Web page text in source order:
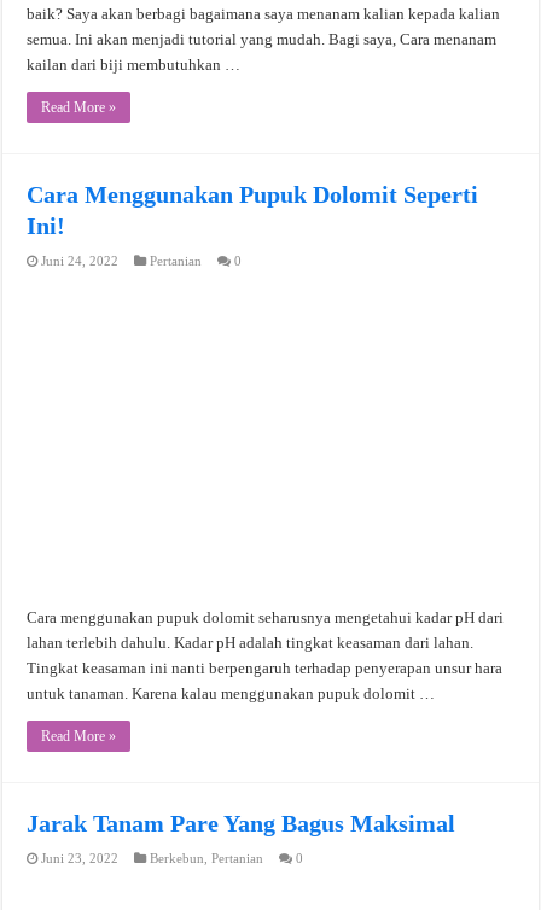
baik? Saya akan berbagi bagaimana saya menanam kalian kepada kalian
semua. Ini akan menjadi tutorial yang mudah. Bagi saya, Cara menanam
kailan dari biji membutuhkan …
Read More »
Cara Menggunakan Pupuk Dolomit Seperti
Ini!
Juni 24, 2022 Pertanian 0
Cara menggunakan pupuk dolomit seharusnya mengetahui kadar pH dari
lahan terlebih dahulu. Kadar pH adalah tingkat keasaman dari lahan.
Tingkat keasaman ini nanti berpengaruh terhadap penyerapan unsur hara
untuk tanaman. Karena kalau menggunakan pupuk dolomit …
Read More »
Jarak Tanam Pare Yang Bagus Maksimal
Juni 23, 2022 Berkebun ,Pertanian 0